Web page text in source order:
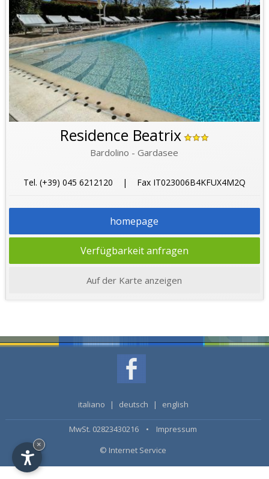
Residence Beatrix
Bardolino - Gardasee
Tel. (+39) 045 6212120 | Fax IT023006B4KFUX4M2Q
homepage
Verfügbarkeit anfragen
Auf der Karte anzeigen
italiano | deutsch | english
MwSt. 02823430216 • Impressum
© Internet Service
×